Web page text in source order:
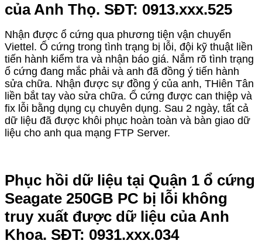
của Anh Thọ. SĐT: 0913.xxx.525
Nhận được ổ cứng qua phương tiện vận chuyển
Viettel. Ổ cứng trong tình trạng bị lỗi, đội kỹ thuật liền
tiến hành kiểm tra và nhận báo giá. Nắm rõ tình trạng
ổ cứng đang mắc phải và anh đã đồng ý tiến hành
sửa chữa. Nhận được sự đồng ý của anh, THiên Tân
liền bắt tay vào sửa chữa. Ổ cứng được can thiệp và
fix lỗi bằng dụng cụ chuyên dụng. Sau 2 ngày, tất cả
dữ liệu đã được khôi phục hoàn toàn và bàn giao dữ
liệu cho anh qua mạng FTP Server.
Phục hồi dữ liệu tại Quận 1 ổ cứng
Seagate 250GB PC bị lỗi không
truy xuất được dữ liệu của Anh
Khoa. SĐT: 0931.xxx.034